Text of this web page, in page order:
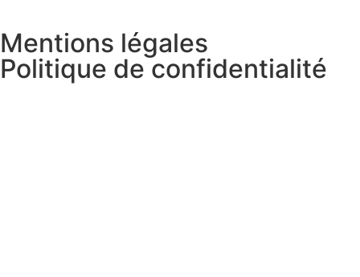
Mentions légales
Politique de confidentialité